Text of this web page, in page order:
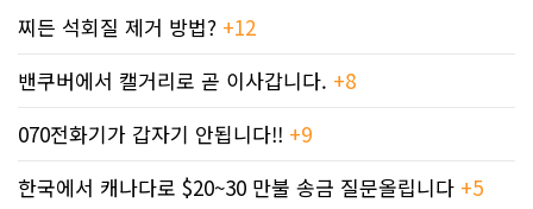
찌든 석회질 제거 방법? +12
밴쿠버에서 캘거리로 곧 이사갑니다. +8
070전화기가 갑자기 안됩니다!! +9
한국에서 캐나다로 $20~30 만불 송금 질문올립니다 +5